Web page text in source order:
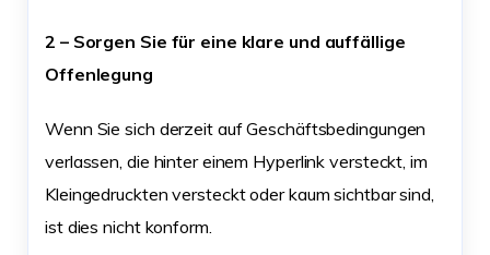
2 – Sorgen Sie für eine klare und auffällige
Offenlegung
Wenn Sie sich derzeit auf Geschäftsbedingungen
verlassen, die hinter einem Hyperlink versteckt, im
Kleingedruckten versteckt oder kaum sichtbar sind,
ist dies nicht konform.